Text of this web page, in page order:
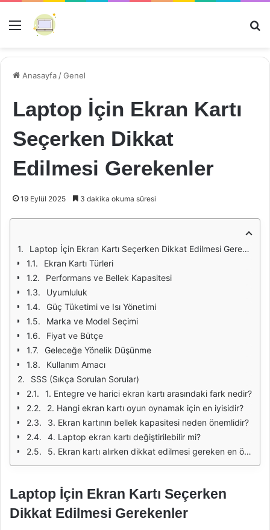
Menü
Anasayfa /Genel
Laptop İçin Ekran Kartı
Seçerken Dikkat
Edilmesi Gerekenler
19 Eylül 2025 3 dakika okuma süresi
Laptop İçin Ekran Kartı Seçerken Dikkat Edilmesi Gerekenler
Ekran Kartı Türleri
Performans ve Bellek Kapasitesi
Uyumluluk
Güç Tüketimi ve Isı Yönetimi
Marka ve Model Seçimi
Fiyat ve Bütçe
Geleceğe Yönelik Düşünme
Kullanım Amacı
SSS (Sıkça Sorulan Sorular)
1. Entegre ve harici ekran kartı arasındaki fark nedir?
2. Hangi ekran kartı oyun oynamak için en iyisidir?
3. Ekran kartının bellek kapasitesi neden önemlidir?
4. Laptop ekran kartı değiştirilebilir mi?
5. Ekran kartı alırken dikkat edilmesi gereken en önemli faktör nedir?
Laptop İçin Ekran Kartı Seçerken
Dikkat Edilmesi Gerekenler